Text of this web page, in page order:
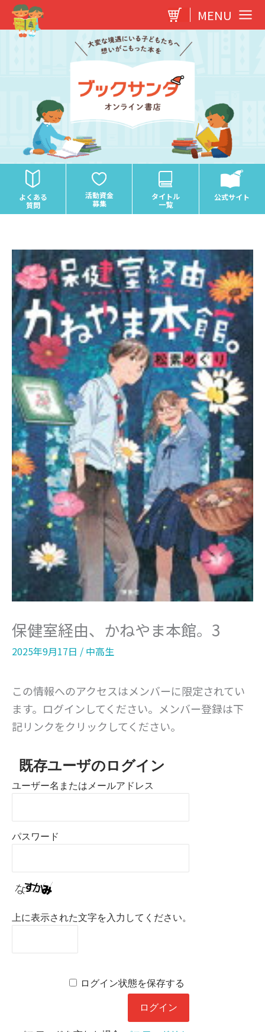
容
MENU
よくある
質問
活動資金
募集
タイトル
一覧
公式サイト
保健室経由、かねやま本館。3
2025年9月17日 / 中高生
この情報へのアクセスはメンバーに限定されてい
ます。ログインしてください。メンバー登録は下
記リンクをクリックしてください。
既存ユーザのログイン
ユーザー名またはメールアドレス
パスワード
上に表示された文字を入力してください。
ログイン状態を保存する